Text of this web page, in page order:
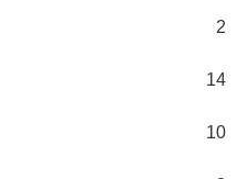
2
14
10